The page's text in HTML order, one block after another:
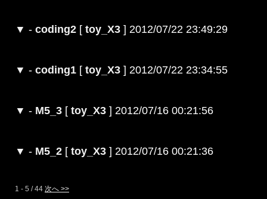
▼ - coding2 [ toy_X3 ] 2012/07/22 23:49:29
▼ - coding1 [ toy_X3 ] 2012/07/22 23:34:55
▼ - M5_3 [ toy_X3 ] 2012/07/16 00:21:56
▼ - M5_2 [ toy_X3 ] 2012/07/16 00:21:36
1 - 5 / 44 次へ >>